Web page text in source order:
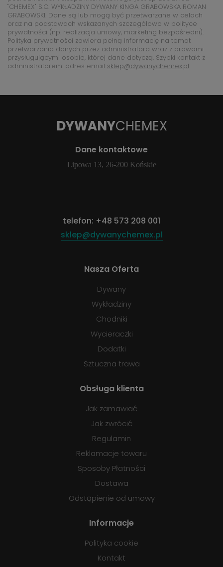
"CHEMEX" S.C. WYKŁADZINY DYWANY KINGA GRABOWSKA ROMAN
GRABOWSKI. Dane są lub mogą być przetwarzane w celach
oraz na podstawach wskazanych szczegółowo w polityce
prywatności (np. realizacja umowy, marketing bezpośredni).
Polityka prywatności zawiera pełną informację na temat
przetwarzania danych przez administratora wraz z prawami
przysługującymi osobie, której dane dotyczą. Szybki kontakt z
administratorem: adres email sklep@dywanychemex.pl
DYWANYCHEMEX
Dane kontaktowe
Lipowa 13, 26-200 Końskie
telefon: +48 573 208 001
sklep@dywanychemex.pl
Nasza Oferta
Dywany
Wykładziny
Chodniki
Wycieraczki
Dodatki
Sztuczna trawa
Obsługa klienta
Jak zamawiać
Jak zwrócić
Regulamin
Reklamacje towaru
Sposoby Płatności
Dostawa
Odstąpienie od umowy
Informacje
Polityka cookie
Kontakt